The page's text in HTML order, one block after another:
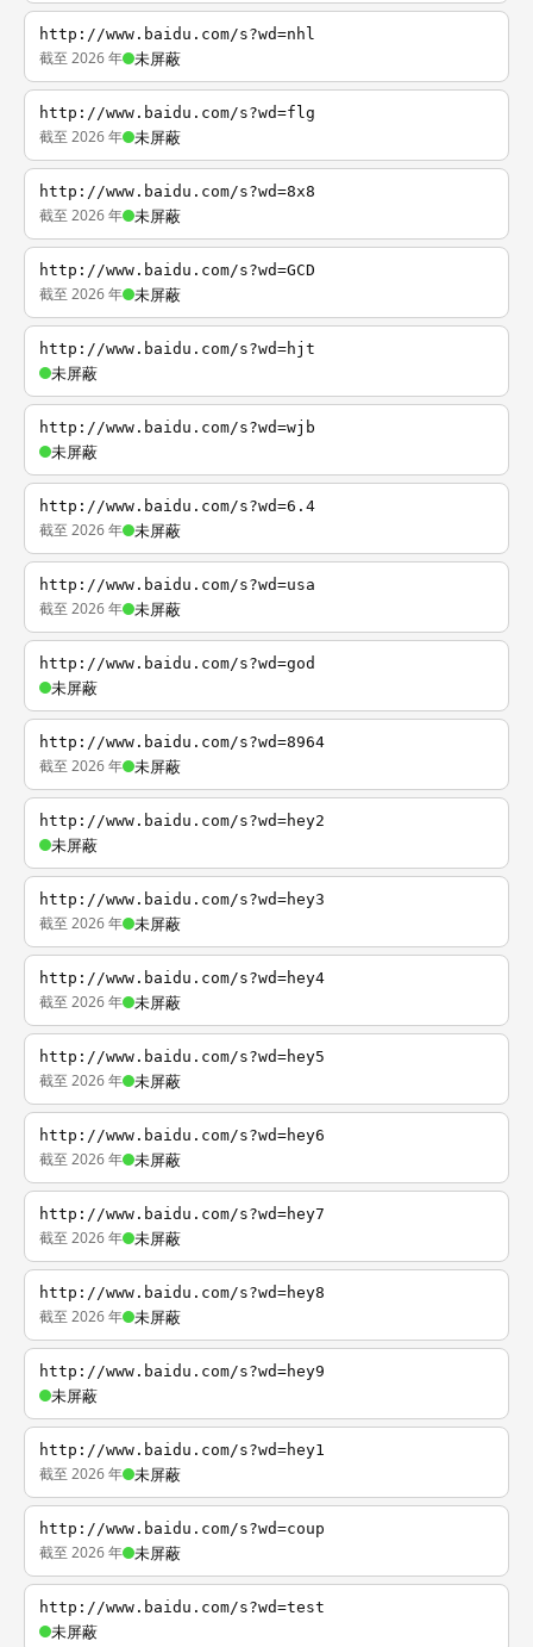
http://www.baidu.com/s?wd=nhl
截至 2026 年 未屏蔽
http://www.baidu.com/s?wd=flg
截至 2026 年 未屏蔽
http://www.baidu.com/s?wd=8x8
截至 2026 年 未屏蔽
http://www.baidu.com/s?wd=GCD
截至 2026 年 未屏蔽
http://www.baidu.com/s?wd=hjt
未屏蔽
http://www.baidu.com/s?wd=wjb
未屏蔽
http://www.baidu.com/s?wd=6.4
截至 2026 年 未屏蔽
http://www.baidu.com/s?wd=usa
截至 2026 年 未屏蔽
http://www.baidu.com/s?wd=god
未屏蔽
http://www.baidu.com/s?wd=8964
截至 2026 年 未屏蔽
http://www.baidu.com/s?wd=hey2
未屏蔽
http://www.baidu.com/s?wd=hey3
截至 2026 年 未屏蔽
http://www.baidu.com/s?wd=hey4
截至 2026 年 未屏蔽
http://www.baidu.com/s?wd=hey5
截至 2026 年 未屏蔽
http://www.baidu.com/s?wd=hey6
截至 2026 年 未屏蔽
http://www.baidu.com/s?wd=hey7
截至 2026 年 未屏蔽
http://www.baidu.com/s?wd=hey8
截至 2026 年 未屏蔽
http://www.baidu.com/s?wd=hey9
未屏蔽
http://www.baidu.com/s?wd=hey1
截至 2026 年 未屏蔽
http://www.baidu.com/s?wd=coup
截至 2026 年 未屏蔽
http://www.baidu.com/s?wd=test
未屏蔽